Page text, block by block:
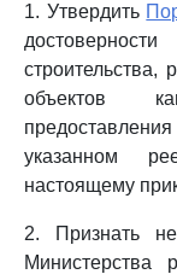
1. Утвердить
строительства,
объектов
указанном
настоящему
2. Признать
Министерства